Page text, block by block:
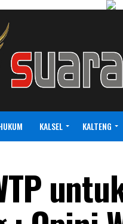
KALSEL KALTENG